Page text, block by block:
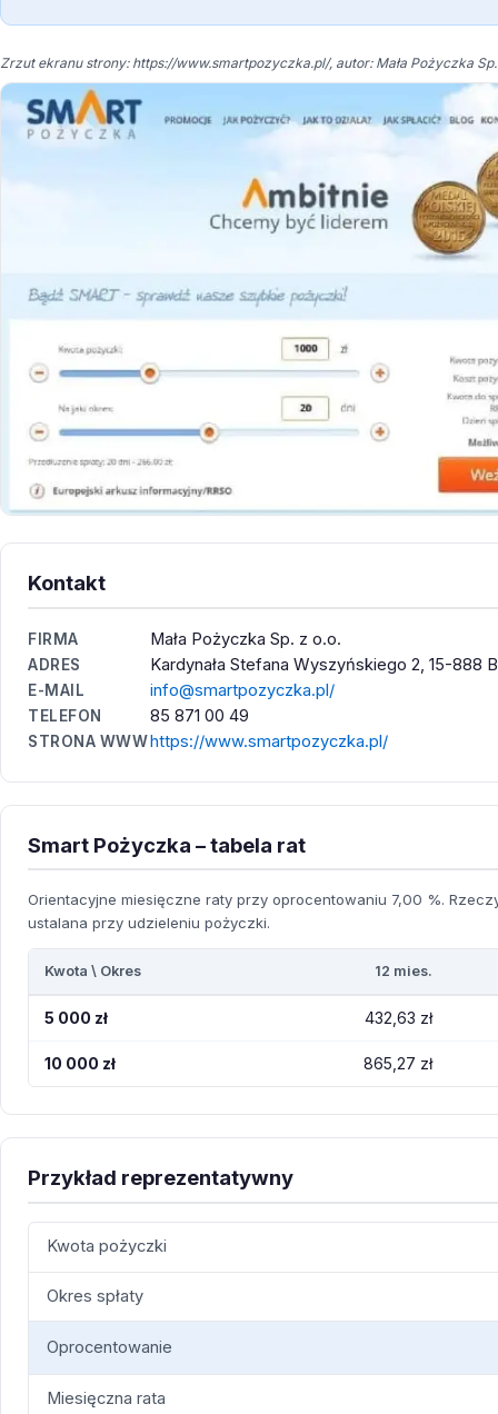
Zrzut ekranu strony: https://www.smartpozyczka.pl/, autor: Mała Pożyczka Sp.
Kontakt
FIRMA Mała Pożyczka Sp. z o.o.
ADRES Kardynała Stefana Wyszyńskiego 2, 15-888
E-MAIL info@smartpozyczka.pl/
TELEFON 85 871 00 49
STRONA WWWhttps://www.smartpozyczka.pl/
Smart Pożyczka – tabela rat
Orientacyjne miesięczne raty przy oprocentowaniu 7,00 %.
ustalana przy udzieleniu pożyczki.
Kwota \ Okres 12 mies.
5 000 zł 432,63 zł
10 000 zł 865,27 zł
Przykład reprezentatywny
Kwota pożyczki
Okres spłaty
Oprocentowanie
Miesięczna rata